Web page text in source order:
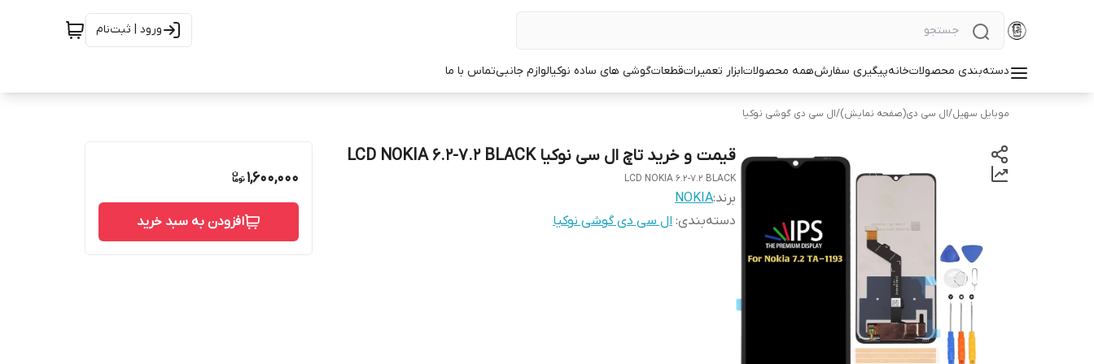
ورود | ثبت‌نام
دسته‌بندی محصولاتخانهپیگیری سفارشهمه محصولاتابزار تعمیراتقطعاتگوشی های ساده نوکیالوازم جانبیتماس با ما
موبایل سهیل/ال سی دی(صفحه نمایش)/ال سی دی گوشی نوکیا
قیمت و خرید تاچ ال سی نوکیا LCD NOKIA 6.2-7.2 BLACK
LCD NOKIA 6.2-7.2 BLACK
برند:NOKIA
دسته‌بندی: ال سی دی گوشی نوکیا
1,600,000
افزودن به سبد خرید